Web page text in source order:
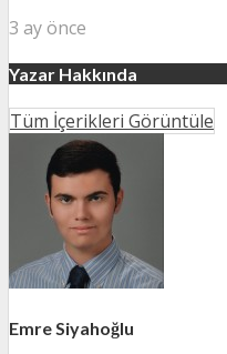
3 ay önce
Yazar Hakkında
Tüm İçerikleri Görüntüle
Emre Siyahoğlu